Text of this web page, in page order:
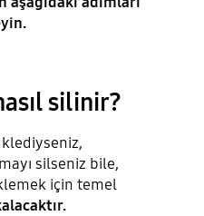
silinir?
silseniz bile,
için temel